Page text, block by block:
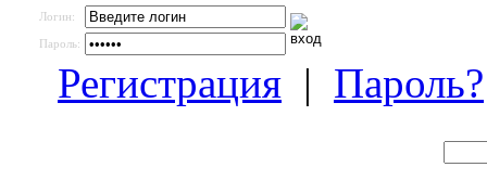
Логин:
Пароль:
Регистрация | Пароль?